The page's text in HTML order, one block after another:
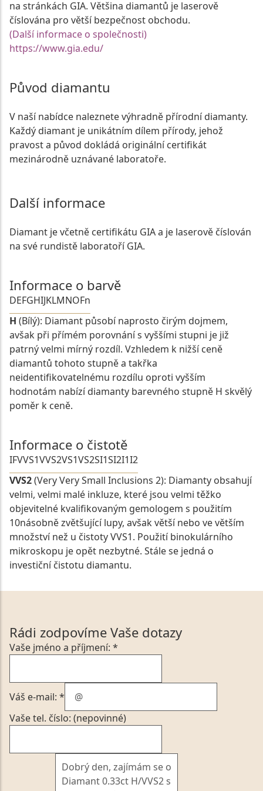
na stránkách GIA. Většina diamantů je laserově
číslována pro větší bezpečnost obchodu.
(Další informace o společnosti)
https://www.gia.edu/
Původ diamantu
V naší nabídce naleznete výhradně přírodní diamanty.
Každý diamant je unikátním dílem přírody, jehož
pravost a původ dokládá originální certifikát
mezinárodně uznávané laboratoře.
Další informace
Diamant je včetně certifikátu GIA a je laserově číslován
na své rundistě laboratoří GIA.
Informace o barvě
DEFGHIJKLMNOFn
H (Bílý): Diamant působí naprosto čirým dojmem,
avšak při přímém porovnání s vyššími stupni je již
patrný velmi mírný rozdíl. Vzhledem k nižší ceně
diamantů tohoto stupně a takřka
neidentifikovatelnému rozdílu oproti vyšším
hodnotám nabízí diamanty barevného stupně H skvělý
poměr k ceně.
Informace o čistotě
IFVVS1VVS2VS1VS2SI1SI2I1I2
VVS2(Very Very Small Inclusions 2): Diamanty obsahují
velmi, velmi malé inkluze, které jsou velmi těžko
objevitelné kvalifikovaným gemologem s použitím
10násobně zvětšující lupy, avšak větší nebo ve větším
množství než u čistoty VVS1. Použití binokulárního
mikroskopu je opět nezbytné. Stále se jedná o
investiční čistotu diamantu.
Rádi zodpovíme Vaše dotazy
Vaše jméno a příjmení: *
Váš e-mail: *
Vaše tel. číslo: (nepovinné)